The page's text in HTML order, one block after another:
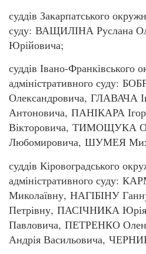
суддів Закарпатського
суду: ВАЩИЛІНА Руслана
Юрійовича;
суддів Івано-Франківського
адміністративного суду:
Олександровича, ГЛАВАЧА
Антоновича, ПАНІКАРА
Вікторовича, ТИМОЩУКА
Любомировича, ШУМЕЯ
суддів Кіровоградського
адміністративного суду:
Миколаївну, НАГІБІНУ
Петрівну, ПАСІЧНИКА Юрія
Павловича, ПЕТРЕНКО
Андрія Васильовича,